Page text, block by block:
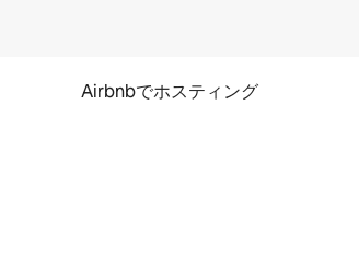
Airbnbでホスティング